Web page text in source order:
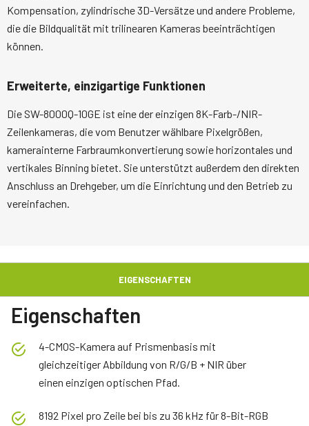
Kompensation, zylindrische 3D-Versätze und andere Probleme,
die die Bildqualität mit trilinearen Kameras beeinträchtigen
können.
Erweiterte, einzigartige Funktionen
Die SW-8000Q-10GE ist eine der einzigen 8K-Farb-/NIR-
Zeilenkameras, die vom Benutzer wählbare Pixelgrößen,
kamerainterne Farbraumkonvertierung sowie horizontales und
vertikales Binning bietet. Sie unterstützt außerdem den direkten
Anschluss an Drehgeber, um die Einrichtung und den Betrieb zu
vereinfachen.
EIGENSCHAFTEN
Eigenschaften
4-CMOS-Kamera auf Prismenbasis mit
gleichzeitiger Abbildung von R/G/B + NIR über
einen einzigen optischen Pfad.
8192 Pixel pro Zeile bei bis zu 36 kHz für 8-Bit-RGB